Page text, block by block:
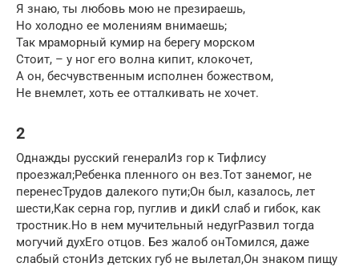
Я знаю, ты любовь мою не презираешь,
Но холодно ее молениям внимаешь;
Так мраморный кумир на берегу морском
Стоит, – у ног его волна кипит, клокочет,
А он, бесчувственным исполнен божеством,
Не внемлет, хоть ее отталкивать не хочет.
2
Однажды русский генералИз гор к Тифлису
проезжал;Ребенка пленного он вез.Тот занемог, не
перенесТрудов далекого пути;Он был, казалось, лет
шести,Как серна гор, пуглив и дикИ слаб и гибок, как
тростник.Но в нем мучительный недугРазвил тогда
могучий духЕго отцов. Без жалоб онТомился, даже
слабый стонИз детских губ не вылетал,Он знаком пищу